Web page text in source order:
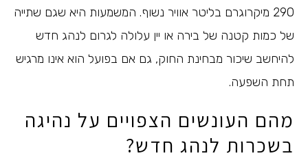
290 מיקרוגרם בליטר אוויר נשוף. המשמעות היא שגם שתייה
של כמות קטנה של בירה או יין עלולה לגרום לנהג חדש
להיחשב שיכור מבחינת החוק, גם אם בפועל הוא אינו מרגיש
תחת השפעה.
מהם העונשים הצפויים על נהיגה
בשכרות לנהג חדש?